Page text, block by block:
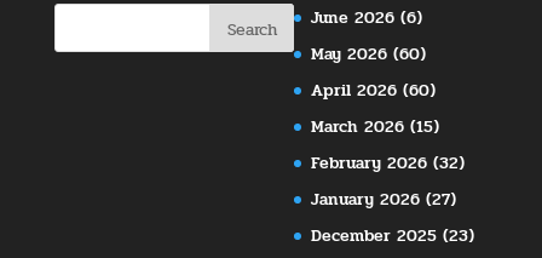
June 2026 (6)
May 2026 (60)
April 2026 (60)
March 2026 (15)
February 2026 (32)
January 2026 (27)
December 2025 (23)